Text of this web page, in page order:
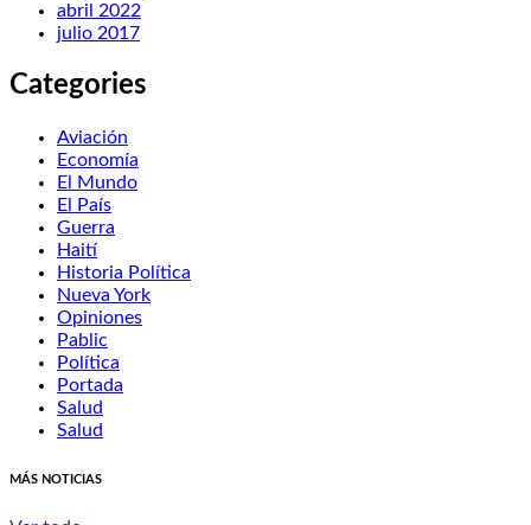
abril 2022
julio 2017
Categories
Aviación
Economía
El Mundo
El País
Guerra
Haití
Historia Política
Nueva York
Opiniones
Pablic
Política
Portada
Salud
Salud
MÁS NOTICIAS